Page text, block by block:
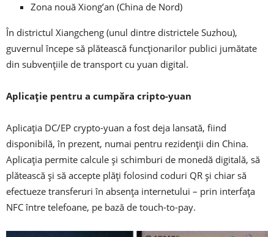
Zona nouă Xiong’an (China de Nord)
În districtul Xiangcheng (unul dintre districtele Suzhou),
guvernul începe să plătească funcționarilor publici jumătate
din subvențiile de transport cu yuan digital.
Aplicație pentru a cumpăra cripto-yuan
Aplicația DC/EP crypto-yuan a fost deja lansată, fiind
disponibilă, în prezent, numai pentru rezidenții din China.
Aplicația permite calcule și schimburi de monedă digitală, să
plătească și să accepte plăți folosind coduri QR și chiar să
efectueze transferuri în absența internetului – prin interfața
NFC între telefoane, pe bază de touch-to-pay.